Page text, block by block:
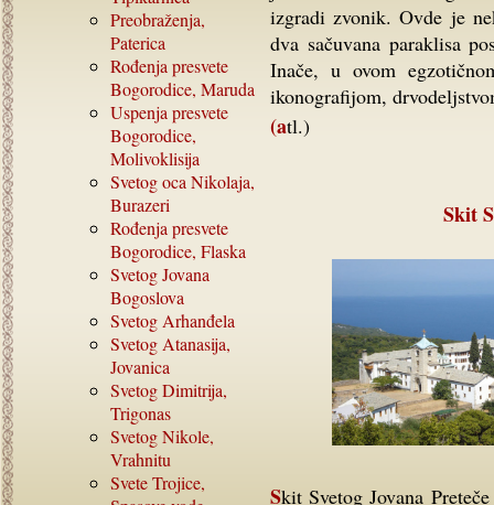
Preobraženja,
Paterica
Rođenja presvete
Bogorodice, Maruda
Uspenja presvete
Bogorodice,
Molivoklisija
Svetog oca Nikolaja,
Burazeri
Rođenja presvete
Bogorodice, Flaska
Svetog Jovana
Bogoslova
Svetog Arhanđela
Svetog Atanasija,
Jovanica
Svetog Dimitrija,
Trigonas
Svetog Nikole,
Vrahnitu
Svete Trojice,
izgradi zvonik. Ovde je
dva sačuvana paraklisa
Inače, u ovom
ikonografijom,
(atl.)
Skit
Skit Svetog Jovana Preteče pripada Velikoj Lavri. Naseljen je Rumunima, koji za